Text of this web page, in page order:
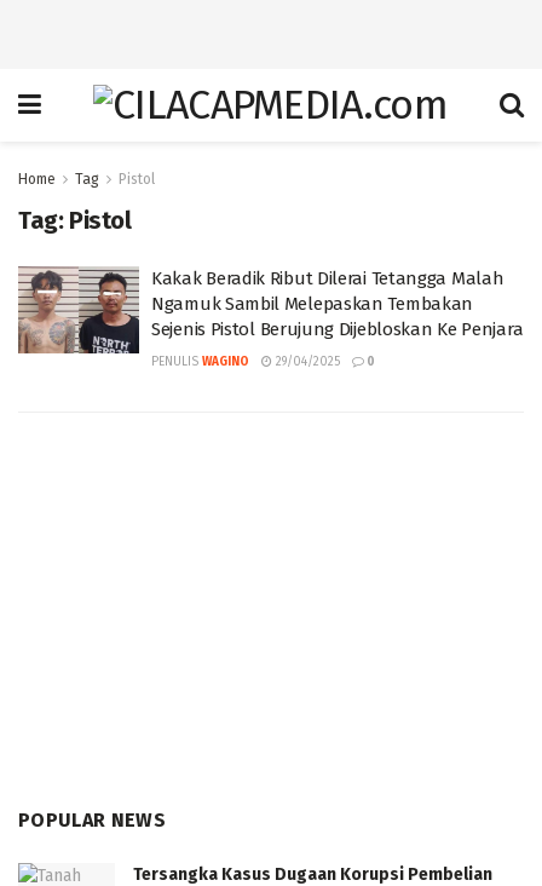
Home Tag Pistol
Tag: Pistol
Kakak Beradik Ribut Dilerai Tetangga Malah
Ngamuk Sambil Melepaskan Tembakan
Sejenis Pistol Berujung Dijebloskan Ke Penjara
PENULIS WAGINO 29/04/2025 0
POPULAR NEWS
Tersangka Kasus Dugaan Korupsi Pembelian